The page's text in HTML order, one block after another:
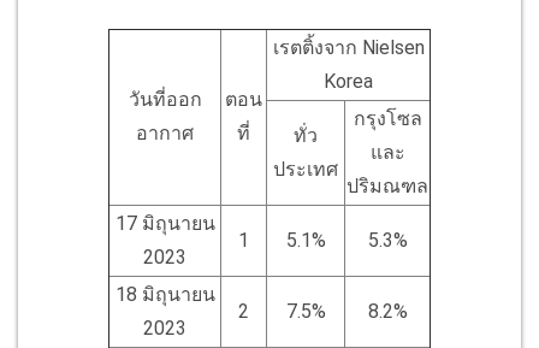
วันที่ออก
อากาศ
ตอน
ที่
เรตติ้งจาก Nielsen
Korea
ทั่ว
ประเทศ
กรุงโซล
และ
ปริมณฑล
17 มิถุนายน
2023
1 5.1% 5.3%
18 มิถุนายน
2023
2 7.5% 8.2%